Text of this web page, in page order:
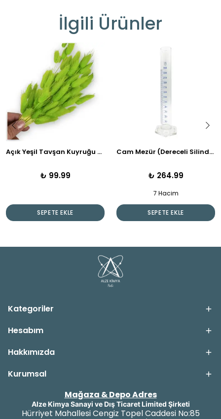
İlgili Ürünler
Açık Yeşil Tavşan Kuyruğu Otu | Kuru Çiçek | 1 Demet
₺ 99.99
SEPETE EKLE
Cam Mezür (Dereceli Silindir) - Boyut Seçenekleri İle
₺ 264.99
7 Hacim
SEPETE EKLE
Kategoriler
Hesabım
Hakkımızda
Kurumsal
Mağaza & Depo Adres
Alze Kimya Sanayi ve Dış Ticaret Limited Şirketi
Hürriyet Mahallesi Cengiz Topel Caddesi No:85